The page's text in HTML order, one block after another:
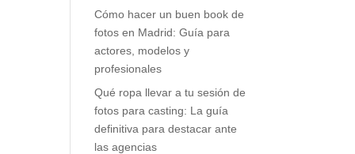
Cómo hacer un buen book de
fotos en Madrid: Guía para
actores, modelos y
profesionales
Qué ropa llevar a tu sesión de
fotos para casting: La guía
definitiva para destacar ante
las agencias